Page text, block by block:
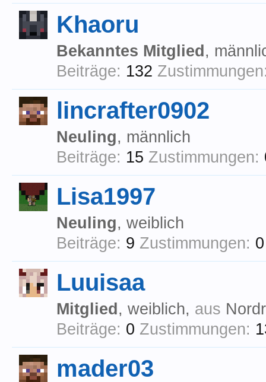
Khaoru
Bekanntes Mitglied ,
Beiträge: 132
lincrafter0902
Neuling, männlich
Beiträge: 15 Zustimmungen:
Lisa1997
Neuling, weiblich
Beiträge: 9 Zustimmungen: 0
Luuisaa
Mitglied , weiblich, aus
Beiträge: 0 Zustimmungen:
mader03